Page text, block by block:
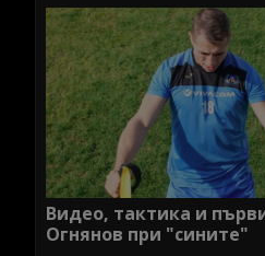
Видео, тактика и
Огнянов при "сините"